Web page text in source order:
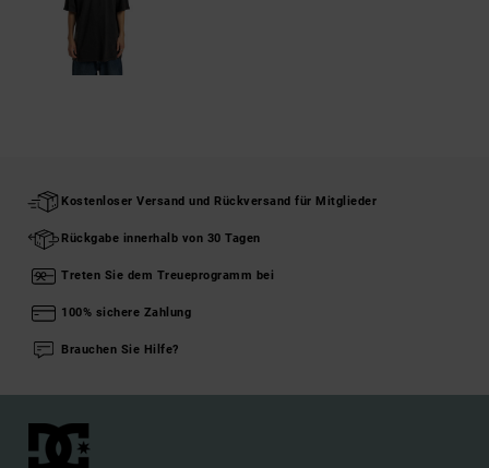
Kostenloser Versand und Rückversand für Mitglieder
Rückgabe innerhalb von 30 Tagen
Treten Sie dem Treueprogramm bei
100% sichere Zahlung
Brauchen Sie Hilfe?